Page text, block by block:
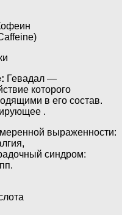
Гевадал —
которого
в его состав.
.
выраженности:
синдром: